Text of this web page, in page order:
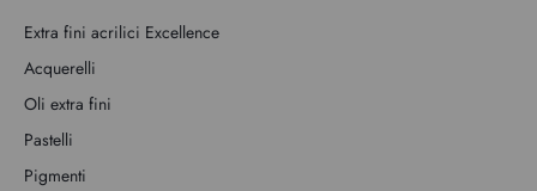
Extra fini acrilici Excellence
Acquerelli
Oli extra fini
Pastelli
Pigmenti